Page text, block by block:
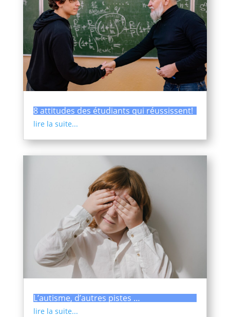
8 attitudes des étudiants qui réussissent!
lire la suite...
L’autisme, d’autres pistes …
lire la suite...